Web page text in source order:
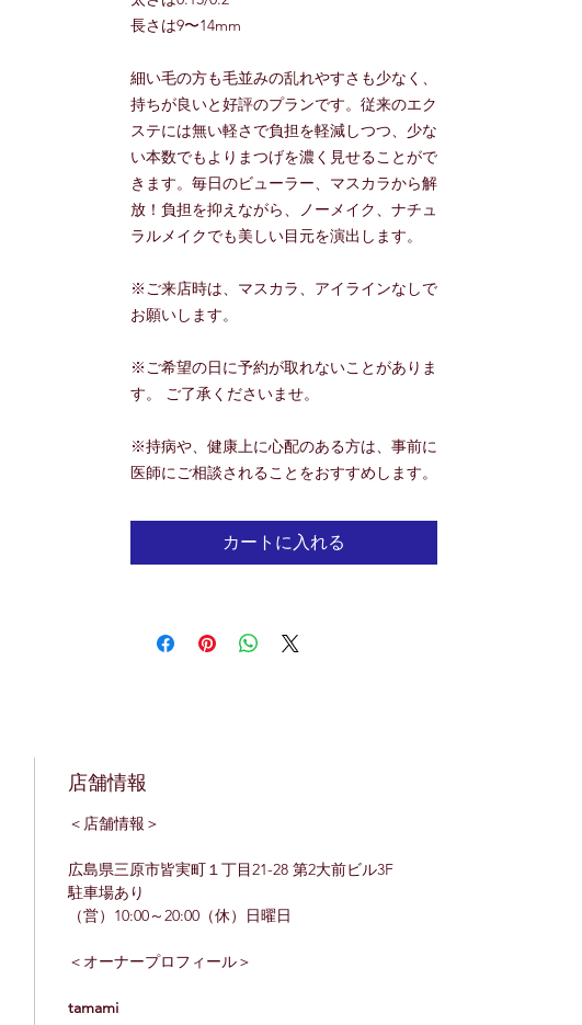
長さは9〜14mm
細い毛の方も毛並みの乱れやすさも少なく、
持ちが良いと好評のプランです。従来のエク
ステには無い軽さで負担を軽減しつつ、少な
い本数でもよりまつげを濃く見せることがで
きます。毎日のビューラー、マスカラから解
放！負担を抑えながら、ノーメイク、ナチュ
ラルメイクでも美しい目元を演出します。
※ご来店時は、マスカラ、アイラインなしで
お願いします。
※ご希望の日に予約が取れないことがありま
す。 ご了承くださいませ。
※持病や、健康上に心配のある方は、事前に
医師にご相談されることをおすすめします。
カートに入れる
店舗情報
＜店舗情報＞
広島県三原市皆実町１丁目21-28 第2大前ビル3F
駐車場あり
（営）10:00～20:00（休）日曜日
＜オーナープロフィール＞
tamami